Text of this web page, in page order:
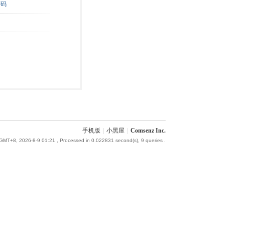
手机版 小黑屋 Comsenz Inc.
2026-8-9 01:21 , Processed in 0.022831 second(s), 9 queries .